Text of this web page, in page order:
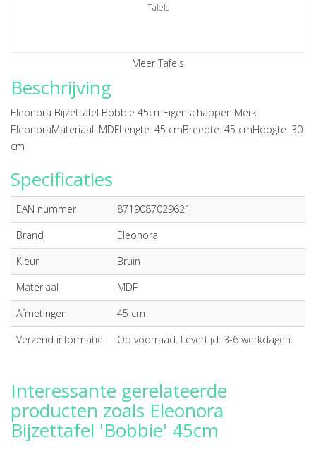
Tafels
Meer Tafels
Beschrijving
Eleonora Bijzettafel Bobbie 45cmEigenschappen:Merk:
EleonoraMateriaal: MDFLengte: 45 cmBreedte: 45 cmHoogte: 30
cm
Specificaties
EAN nummer
8719087029621
Brand
Eleonora
Kleur
Bruin
Materiaal
MDF
Afmetingen
45 cm
Verzend informatie
Op voorraad. Levertijd: 3-6 werkdagen.
Interessante gerelateerde
producten zoals Eleonora
Bijzettafel 'Bobbie' 45cm